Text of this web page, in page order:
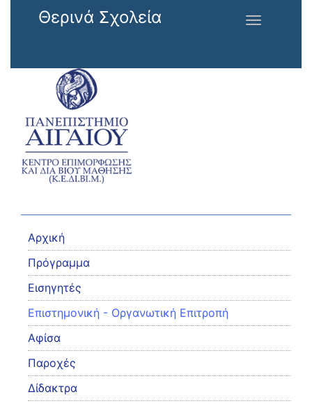
Παράκαμψη προς το κυρίως περιεχόμενο
Θερινά Σχολεία
Toggle
Αρχική
Πρόγραμμα
Εισηγητές
Eπιστημονική - Οργανωτική Επιτροπή
Αφίσα
Παροχές
Δίδακτρα